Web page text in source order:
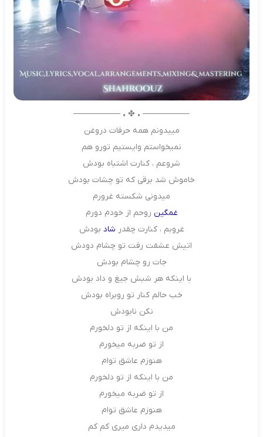
──────── • ✤ • ────────
مییدونم همه حرفات دروغن
نمیخواستم وایستیم تورو هم
شروعم ، کنارت اشتباه بودش
خاموش شد برقی که تو چشات بودش
میدونی شکسته غرورم
غمگین روحم از خودم دورم
غروبم ، کنارت چقدر شاد بودش
اتیش عشقت رفت تو چشام دودش
جات رو چشام بودش
با اینکه هر شبش جیغ و داد بودش
خب حالم کنار تو روبراه بودش
نکن نابودش
من با اینکه از تو دلخورم
از تو ضربه میخورم
هنوزم عاشق توام
من با اینکه از تو دلخورم
از تو ضربه میخورم
هنوزم عاشق توام
میدیدم داری میری کم کم